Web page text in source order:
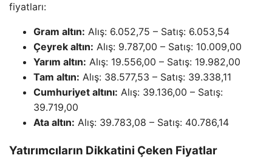
fiyatları:
Gram altın: Alış: 6.052,75 – Satış: 6.053,54
Çeyrek altın: Alış: 9.787,00 – Satış: 10.009,00
Yarım altın: Alış: 19.556,00 – Satış: 19.982,00
Tam altın: Alış: 38.577,53 – Satış: 39.338,11
Cumhuriyet altını: Alış: 39.136,00 – Satış:
39.719,00
Ata altın: Alış: 39.783,08 – Satış: 40.786,14
Yatırımcıların Dikkatini Çeken Fiyatlar